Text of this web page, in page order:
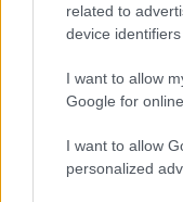
related to
device identifiers
I want to allow
Google for
I want to allow
personalized
Μία ημέρα
έναν
τραύμα ή
ωστόσο,